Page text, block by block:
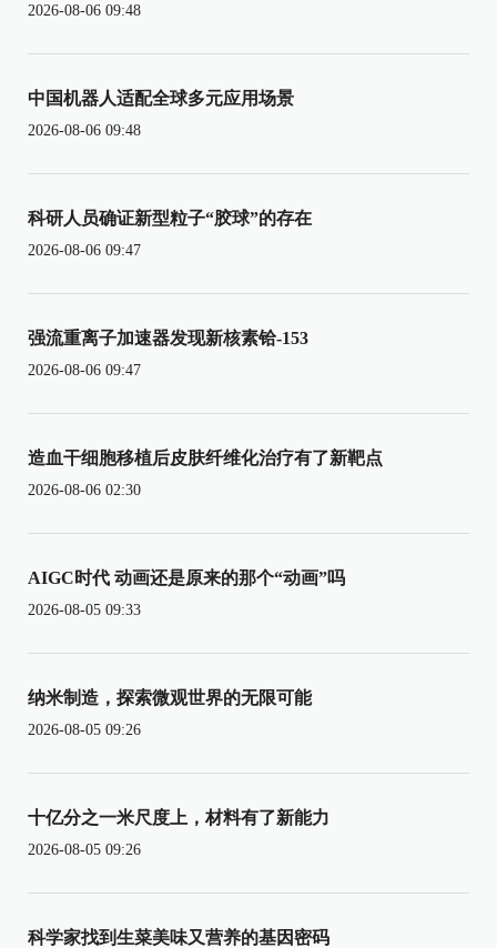
2026-08-06 09:48
中国机器人适配全球多元应用场景
2026-08-06 09:48
科研人员确证新型粒子“胶球”的存在
2026-08-06 09:47
强流重离子加速器发现新核素铪-153
2026-08-06 09:47
造血干细胞移植后皮肤纤维化治疗有了新靶点
2026-08-06 02:30
AIGC时代 动画还是原来的那个“动画”吗
2026-08-05 09:33
纳米制造，探索微观世界的无限可能
2026-08-05 09:26
十亿分之一米尺度上，材料有了新能力
2026-08-05 09:26
科学家找到生菜美味又营养的基因密码